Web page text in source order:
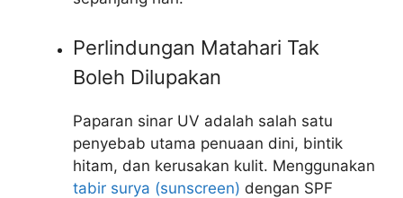
Perlindungan Matahari Tak
Boleh Dilupakan
Paparan sinar UV adalah salah satu
penyebab utama penuaan dini, bintik
hitam, dan kerusakan kulit. Menggunakan
tabir surya (sunscreen) dengan SPF